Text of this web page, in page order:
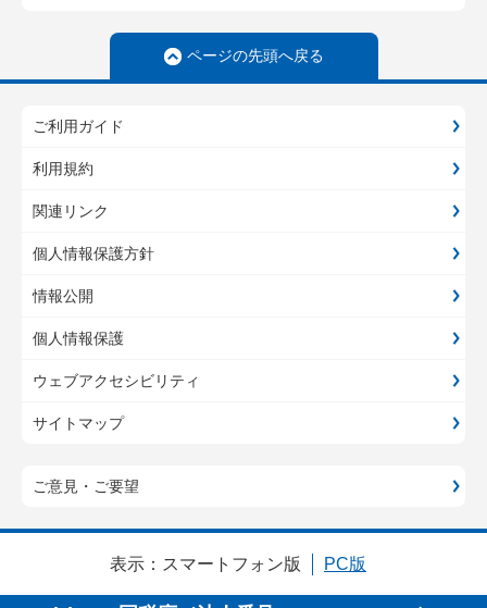
ページの先頭へ戻る
ご利用ガイド
利用規約
関連リンク
個人情報保護方針
情報公開
個人情報保護
ウェブアクセシビリティ
サイトマップ
ご意見・ご要望
表示： スマートフォン版 PC版